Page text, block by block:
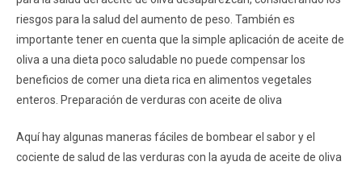
riesgos para la salud del aumento de peso. También es
importante tener en cuenta que la simple aplicación de aceite de
oliva a una dieta poco saludable no puede compensar los
beneficios de comer una dieta rica en alimentos vegetales
enteros. Preparación de verduras con aceite de oliva
Aquí hay algunas maneras fáciles de bombear el sabor y el
cociente de salud de las verduras con la ayuda de aceite de oliva